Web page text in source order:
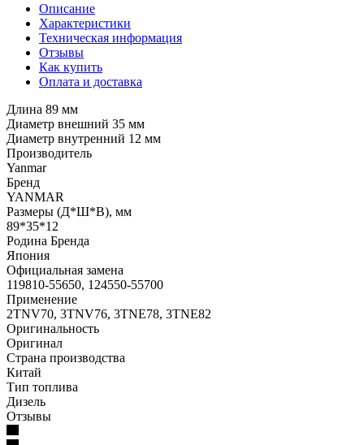
Описание
Характеристики
Техническая информация
Отзывы
Как купить
Оплата и доставка
Длина 89 мм
Диаметр внешний 35 мм
Диаметр внутренний 12 мм
Производитель
Yanmar
Бренд
YANMAR
Размеры (Д*Ш*В), мм
89*35*12
Родина Бренда
Япония
Официальная замена
119810-55650, 124550-55700
Применение
2TNV70, 3TNV76, 3TNE78, 3TNE82
Оригинальность
Оригинал
Страна производства
Китай
Тип топлива
Дизель
Отзывы